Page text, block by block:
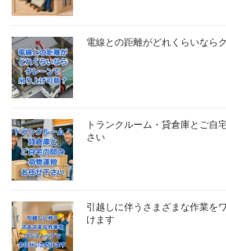
電線との距離がどれくらいなら
トランクルーム・貸倉庫とご自
さい
引越しに伴うさまざまな作業を
けます